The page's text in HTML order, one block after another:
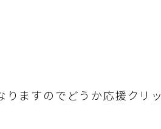
りますのでどうか応援クリッ